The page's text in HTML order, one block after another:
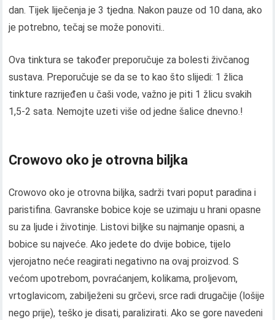
dan. Tijek liječenja je 3 tjedna. Nakon pauze od 10 dana, ako
je potrebno, tečaj se može ponoviti..
Ova tinktura se također preporučuje za bolesti živčanog
sustava. Preporučuje se da se to kao što slijedi: 1 žlica
tinkture razrijeđen u čaši vode, važno je piti 1 žlicu svakih
1,5-2 sata. Nemojte uzeti više od jedne šalice dnevno.!
Crowovo oko je otrovna biljka
Crowovo oko je otrovna biljka, sadrži tvari poput paradina i
paristifina. Gavranske bobice koje se uzimaju u hrani opasne
su za ljude i životinje. Listovi biljke su najmanje opasni, a
bobice su najveće. Ako jedete do dvije bobice, tijelo
vjerojatno neće reagirati negativno na ovaj proizvod. S
većom upotrebom, povraćanjem, kolikama, proljevom,
vrtoglavicom, zabilježeni su grčevi, srce radi drugačije (lošije
nego prije), teško je disati, paralizirati. Ako se gore navedeni